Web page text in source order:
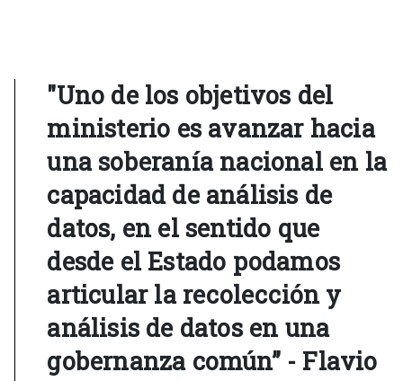
"Uno de los objetivos del
ministerio es avanzar hacia
una soberanía nacional en la
capacidad de análisis de
datos, en el sentido que
desde el Estado podamos
articular la recolección y
análisis de datos en una
gobernanza común” - Flavio